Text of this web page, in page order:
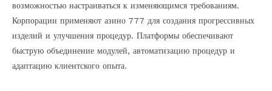
возможностью настраиваться к изменяющимся требованиям.
Корпорации применяют азино 777 для создания прогрессивных
изделий и улучшения процедур. Платформы обеспечивают
быструю объединение модулей, автоматизацию процедур и
адаптацию клиентского опыта.